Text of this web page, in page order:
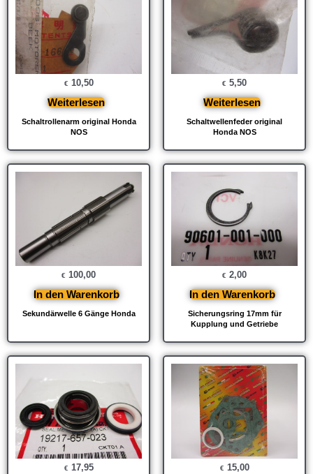
Schaltrollenarm original Honda
NOS
€ 10,50
Weiterlesen
Schaltwellenfeder original
Honda NOS
€ 5,50
Weiterlesen
Sekundärwelle 6 Gänge Honda
€ 100,00
In den Warenkorb
Sicherungsring 17mm für
Kupplung und Getriebe
€ 2,00
In den Warenkorb
€ 17,95 € 15,00